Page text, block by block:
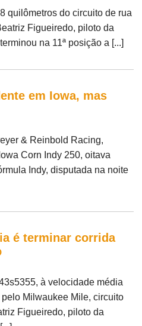
quilômetros do circuito de rua
Figueiredo, piloto da
na 11ª posição a [...]
em Iowa, mas
& Reinbold Racing,
Corn Indy 250, oitava
Indy, disputada na noite
é terminar corrida
à velocidade média
Milwaukee Mile, circuito
Figueiredo, piloto da